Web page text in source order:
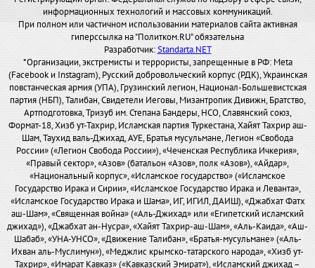
информационных технологий и массовых коммуникаций.
При полном или частичном использовании материалов сайта активная
гиперссылка на "Политком.RU" обязательна
Разработчик:Standarta.NET
*Организации, экстремисты и террористы, запрещенные в РФ: Meta
(Facebook и Instagram), Русский добровольческий корпус (РДК), Украинская
повстанческая армия (УПА), Грузинский легион, Национал-Большевистская
партия (НБП), Талибан, Свидетели Иеговы, Мизантропик Дивижн, Братство,
Артподготовка, Тризуб им. Степана Бандеры, НСО, Славянский союз,
Формат-18, Хизб ут-Тахрир, Исламская партия Туркестана, Хайят Тахрир аш-
Шам, Таухид валь-Джихад, АУЕ, Братья мусульмане, Легион «Свобода
России» («Легион Свобода России»), «Чеченская Республика Ичкерия»,
«Правый сектор», «Азов» (батальон «Азов», полк «Азов»), «Айдар»,
«Национальный корпус», «Исламское государство» («Исламское
Государство Ирака и Сирии», «Исламское Государство Ирака и Леванта»,
«Исламское Государство Ирака и Шама», ИГ, ИГИЛ, ДАИШ), «Джабхат Фатх
аш-Шам», «Священная война» («Аль-Джихад» или «Египетский исламский
джихад»), «Джабхат ан-Нусра», «Хайят Тахрир-аш-Шам», «Аль-Каида», «Аш-
Шабаб», «УНА-УНСО», «Движение Талибан», «Братья-мусульмане» («Аль-
Ихван аль-Муслимун»), «Меджлис крымско-татарского народа», «Хизб ут-
Тахрир», «Имарат Кавказ» («Кавказский Эмират»), «Исламский джихад –